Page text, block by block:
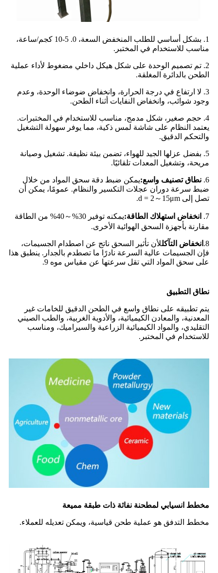
1. بشكل أساسي للطلب المنخفض السعة، 0. 5-10 كجم/ساعة،
مناسب للاستخدام في المختبر.
2. تم تصميم الوحدة على شكل هيكل داخلي مضغوط لأداء عملية
الطحن بالدائرة المغلقة.
3. لا ارتفاع في درجة الحرارة، وانخفاض ضوضاء الوحدة، وعدم
وجود شوائب، وانخفاض النفايات أثناء الطحن.
4. حجم صغير، شكل مدمج، مناسب للاستخدام في المختبرات.
يعتمد النظام على شاشة لمس ذكية، مما يوفر سهولة التشغيل
والتحكم الدقيق.
5. بفضل عزلها الجيد للهواء، تضمن بيئة نظيفة. تشغيل وصيانة
مريحة، وتشغيل المعدات تلقائيًا.
6. نطاق تصنيف واسع:يمكن ضبط دقة سحق المواد من خلال
ضبط سرعة دوران عجلات التكسير والنظام. عمومًا، يمكن أن
تصل إلى d = 2～15μm.
7. انخفاض استهلاك الطاقة:
يمكنه توفير 30%～40% من الطاقة
مقارنة بأجهزة السحق الهوائية الأخرى.
8. انخفاض التآكللأن تأثير السحق ناتج عن اصطدام الجسيمات،
فإن الجسيمات عالية السرعة نادرًا ما تصطدم بالجدار. ينطبق هذا
على سحق المواد التي تقل سرعتها عن مقياس موه 9.
نطاق التطبيق
يتم تطبيقه على نطاق واسع في الطحن الدقيق للخامات غير
المعدنية، والمعادن الكيميائية، والأدوية الغربية، والطب الصيني
التقليدي، والمواد الكيميائية الزراعية والسيراميك، ومناسب
للاستخدام في المختبر.
مخطط انسيابي لمطحنة نفاثة ذات طبقة مميعة
مخطط التدفق هو عملية طحن قياسية، ويمكن تعديله للعملاء.